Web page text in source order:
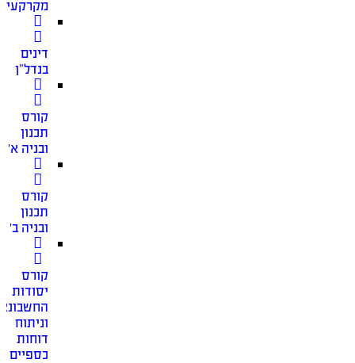
מקרקעין
דינים
בנדל”ן
קורס
תכנון
ובניה א׳
קורס
תכנון
ובניה ב׳
קורס
יסודות
וניתוח
דוחות
כספיים